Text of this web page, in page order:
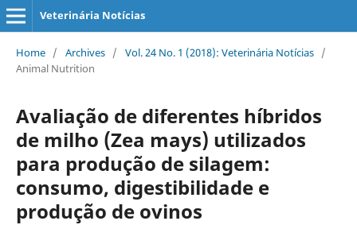
Veterinária Notícias
Home / Archives / Vol. 24 No. 1 (2018): Veterinária Notícias /
Animal Nutrition
Avaliação de diferentes híbridos
de milho (Zea mays) utilizados
para produção de silagem:
consumo, digestibilidade e
produção de ovinos